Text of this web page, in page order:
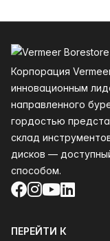
Корпорация
инновационным
направленного
гордостью
склад
дисков —
способом.
Facebook
Instagram
YouTube
ПЕРЕЙТИ К